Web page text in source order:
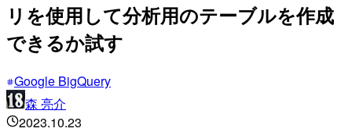
リを使用して分析用のテーブルを作成
できるか試す
Google BigQuery
森 亮介
2023.10.23